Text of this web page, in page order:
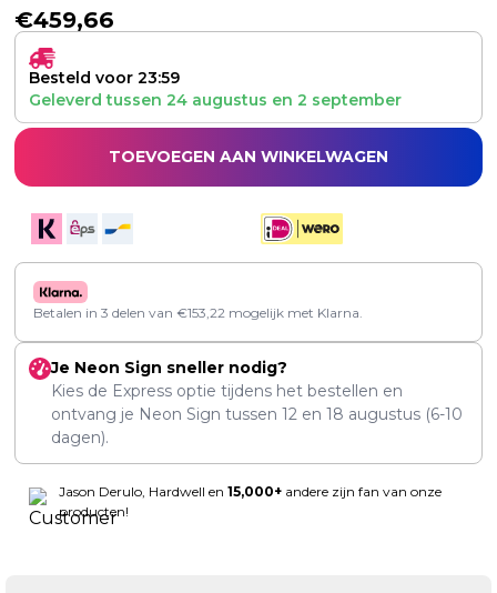
€459,66
Besteld voor 23:59
Geleverd tussen 24 augustus en 2 september
TOEVOEGEN AAN WINKELWAGEN
Betalen in 3 delen van €153,22 mogelijk met Klarna.
Je Neon Sign sneller nodig?
Kies de Express optie tijdens het bestellen en
ontvang je Neon Sign tussen 12 en 18 augustus (6-10
dagen).
Jason Derulo, Hardwell en 15,000+ andere zijn fan van onze
producten!